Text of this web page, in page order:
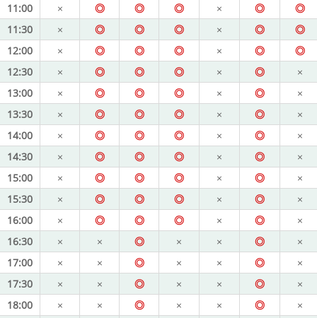
11:00
× ◎ ◎ ◎ × ◎
◎
11:30
× ◎ ◎ ◎ × ◎
◎
12:00
× ◎ ◎ ◎ × ◎
◎
12:30
× ◎ ◎ ◎ × ◎
×
13:00
× ◎ ◎ ◎ × ◎
×
13:30
× ◎ ◎ ◎ × ◎
×
14:00
× ◎ ◎ ◎ × ◎
×
14:30
× ◎ ◎ ◎ × ◎
×
15:00
× ◎ ◎ ◎ × ◎
×
15:30
× ◎ ◎ ◎ × ◎
×
16:00
× ◎ ◎ ◎ × ◎
×
16:30
× × ◎ × × ◎
×
17:00
× × ◎ × × ◎
×
17:30
× × ◎ × × ◎
×
18:00
× × ◎ × × ◎
×